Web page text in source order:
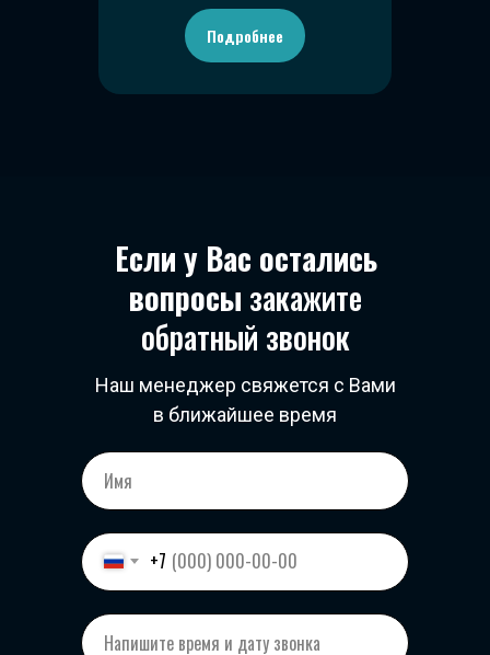
Подробнее
+7
Наш менеджер свяжется с Вами
в ближайшее время
Если у Вас остались
вопросы закажите
обратный звонок